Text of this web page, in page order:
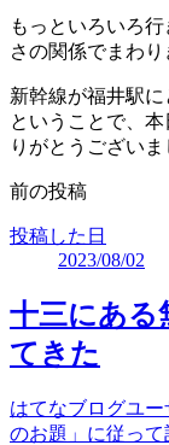
もっといろいろ
さの関係でまわり
新幹線が福井駅
ということで、
りがとうございま
前の投稿
投稿した日
2023/08/02
十三にある
てきた
はてなブログユ
のお題」に従って